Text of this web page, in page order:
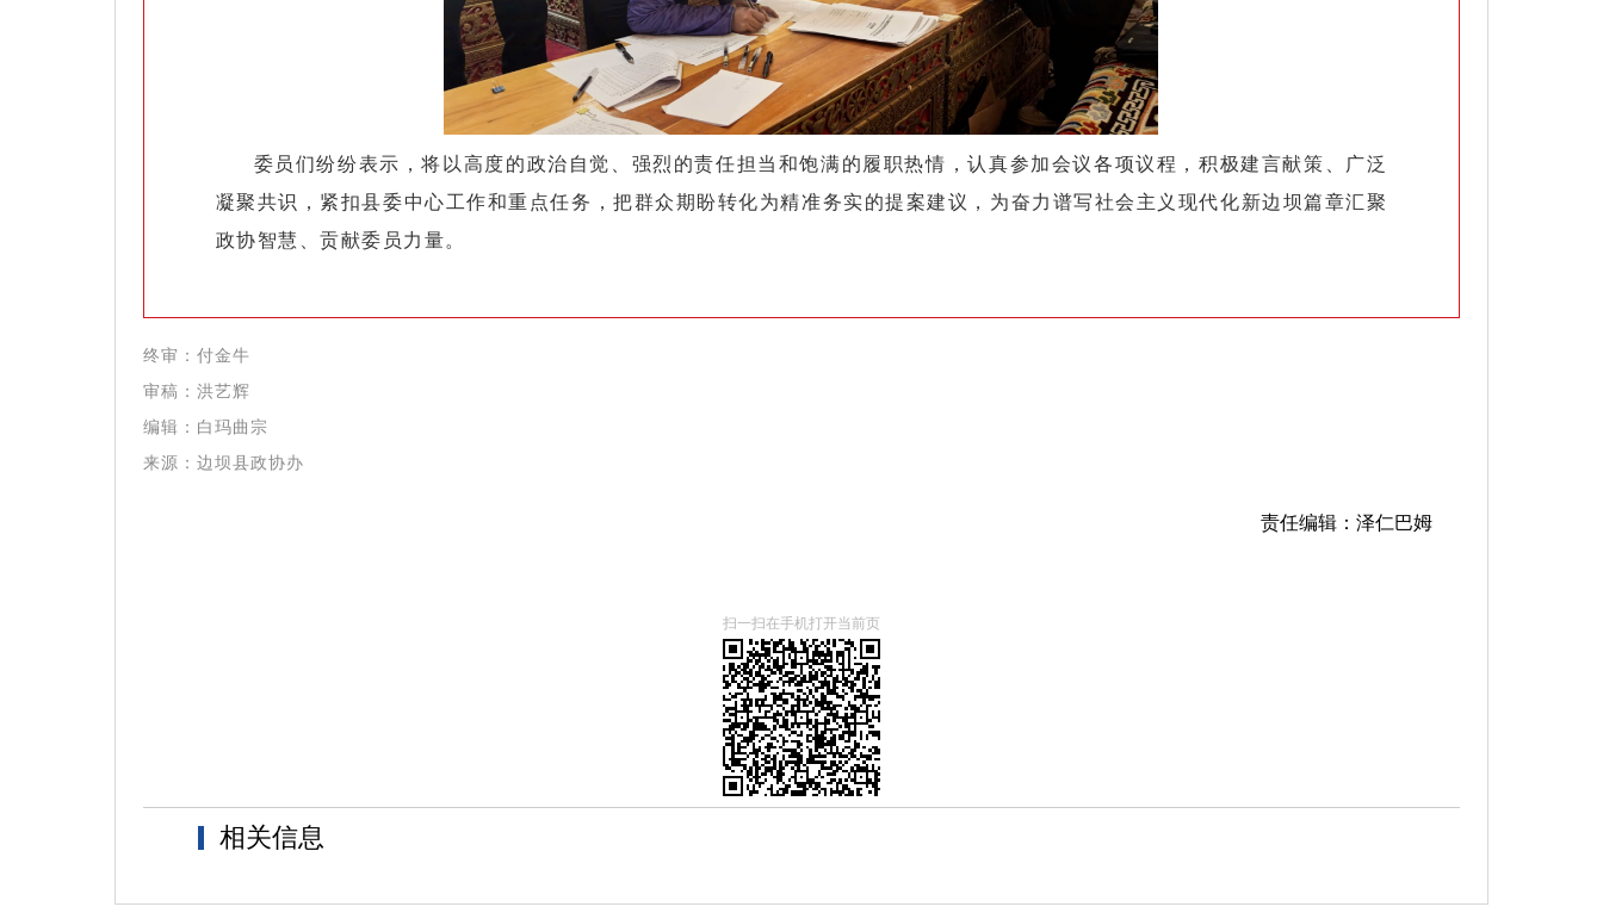
委员们纷纷表示，将以高度的政治自觉、强烈的责任担当和饱满的履职热情，认真参加会议各项议程，积极建言献策、广泛
凝聚共识，紧扣县委中心工作和重点任务，把群众期盼转化为精准务实的提案建议，为奋力谱写社会主义现代化新边坝篇章汇聚
政协智慧、贡献委员力量。
终审：付金牛
审稿：洪艺辉
编辑：白玛曲宗
来源： 边坝县政协办
责任编辑：泽仁巴姆
扫一扫在手机打开当前页
相关信息